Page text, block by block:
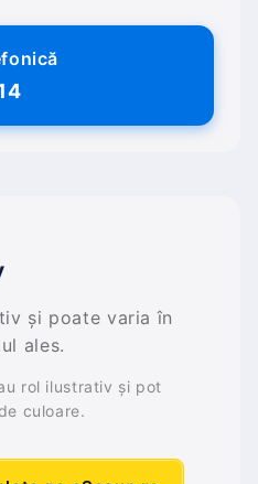
și poate varia în
ales.
rol ilustrativ și pot
culoare.